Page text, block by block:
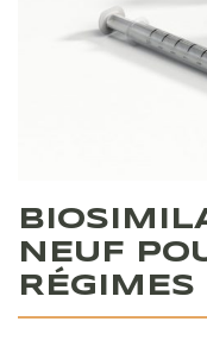
NEUF
RÉGIMES